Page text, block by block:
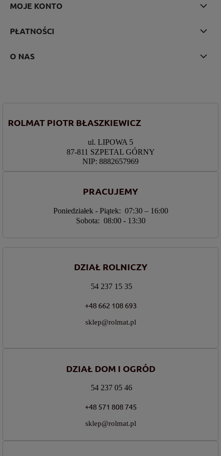
MOJE KONTO
PŁATNOŚCI
O NAS
ROLMAT PIOTR BŁASZKIEWICZ
ul. LIPOWA 5
87-811 SZPETAL GÓRNY
NIP: 8882657969
PRACUJEMY
Poniedziałek - Piątek: 07:30 – 16:00
Sobota: 08:00 - 13:30
DZIAŁ ROLNICZY
54 237 15 35
+48 662 108 693
sklep@rolmat.pl
DZIAŁ DOM I OGRÓD
54 237 05 46
+48 571 808 745
sklep@rolmat.pl